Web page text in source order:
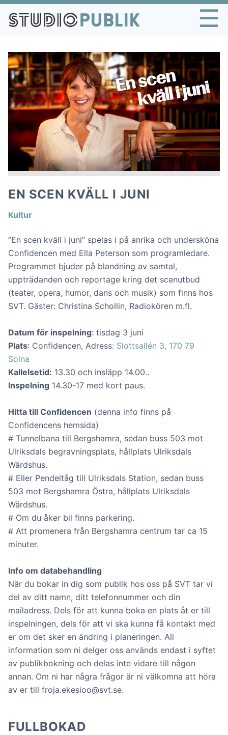
☰
EN SCEN KVÄLL I JUNI
Kultur
”En scen kväll i juni” spelas i på anrika och undersköna
Confidencen med Ella Peterson som programledare.
Programmet bjuder på blandning av samtal,
uppträdanden och reportage kring det scenutbud
(teater, opera, humor, dans och musik) som finns hos
SVT. Gäster: Christina Schollin, Radiokören m.fl.
Datum för inspelning: tisdag 3 juni
Plats: Confidencen, Adress: Slottsallén 3, 170 79
Solna
Kallelsetid: 13.30 och insläpp 14.00..
Inspelning 14.30-17 med kort paus.
Hitta till Confidencen (denna info finns på
Confidencens hemsida)
# Tunnelbana till Bergshamra, sedan buss 503 mot
Ulriksdals begravningsplats, hållplats Ulriksdals
Wärdshus.
# Eller Pendeltåg till Ulriksdals Station, sedan buss
503 mot Bergshamra Östra, hållplats Ulriksdals
Wärdshus.
# Om du åker bil finns parkering.
# Att promenera från Bergshamra centrum tar ca 15
minuter.
Info om databehandling
När du bokar in dig som publik hos oss på SVT tar vi
del av ditt namn, ditt telefonnummer och din
mailadress. Dels för att kunna boka en plats åt er till
inspelningen, dels för att vi ska kunna få kontakt med
er om det sker en ändring i planeringen. All
information som ni delger oss används endast i syftet
av publikbokning och delas inte vidare till någon
annan. Om ni har några frågor är ni välkomna att höra
av er till froja.ekesioo@svt.se.
FULLBOKAD